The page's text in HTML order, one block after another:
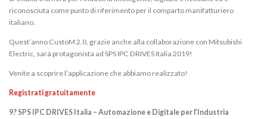
riconosciuta come punto di riferimento per il comparto manifatturiero
italiano.
Quest’anno CustoM 2.0, grazie anche alla collaborazione con Mitsubishi
Electric, sarà protagonista ad SPS IPC DRIVES Italia 2019!
Venite a scoprire l’applicazione che abbiamo realizzato!
Registrati gratuitamente
9? SPS IPC DRIVES Italia – Automazione e Digitale per l’Industria